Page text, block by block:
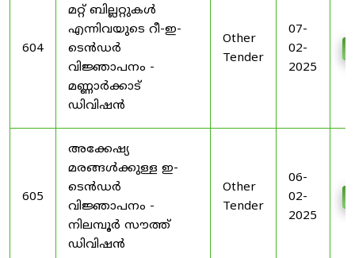
604
മറ്റ് ബില്ലറ്റുകൾ
എന്നിവയുടെ റീ-ഇ-
ടെൻഡർ
വിജ്ഞാപനം -
മണ്ണാർക്കാട്
ഡിവിഷൻ
Other
Tender
07-
02-
2025
605
അക്കേഷ്യ
മരങ്ങൾക്കുള്ള ഇ-
ടെൻഡർ
വിജ്ഞാപനം -
നിലമ്പൂർ സൗത്ത്
ഡിവിഷൻ
Other
Tender
06-
02-
2025